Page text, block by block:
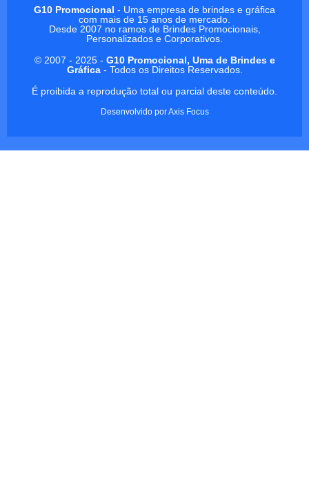
G10 Promocional - Uma empresa de brindes e gráfica
com mais de 15 anos de mercado.
Desde 2007 no ramos de Brindes Promocionais,
Personalizados e Corporativos.
© 2007 - 2025 - G10 Promocional, Uma de Brindes e
Gráfica - Todos os Direitos Reservados.
É proibida a reprodução total ou parcial deste conteúdo.
Desenvolvido porAxis Focus